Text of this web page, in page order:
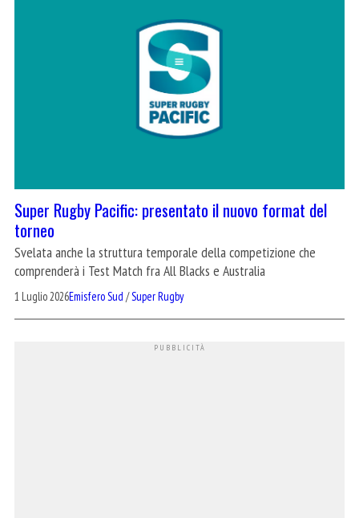
Super Rugby Pacific: presentato il nuovo format del
torneo
Svelata anche la struttura temporale della competizione che
comprenderà i Test Match fra All Blacks e Australia
1 Luglio 2026Emisfero Sud /Super Rugby